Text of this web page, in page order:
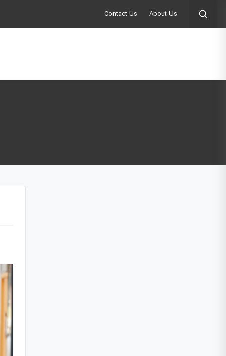
Contact Us About Us